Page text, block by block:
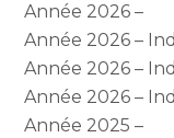
Année 2026 –
Année 2026 –
Année 2026 –
Année 2026 –
Année 2025 –